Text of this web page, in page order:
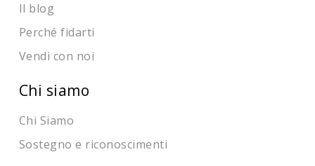
Il blog
Perché fidarti
Vendi con noi
Chi siamo
Chi Siamo
Sostegno e riconoscimenti